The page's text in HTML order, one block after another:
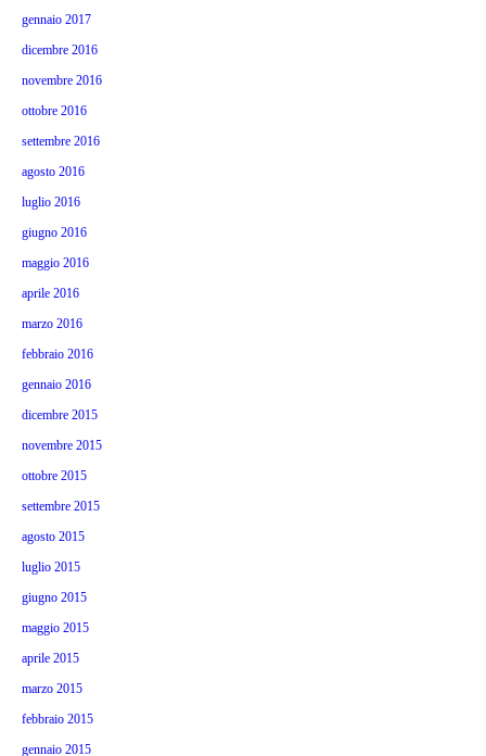
gennaio 2017
dicembre 2016
novembre 2016
ottobre 2016
settembre 2016
agosto 2016
luglio 2016
giugno 2016
maggio 2016
aprile 2016
marzo 2016
febbraio 2016
gennaio 2016
dicembre 2015
novembre 2015
ottobre 2015
settembre 2015
agosto 2015
luglio 2015
giugno 2015
maggio 2015
aprile 2015
marzo 2015
febbraio 2015
gennaio 2015